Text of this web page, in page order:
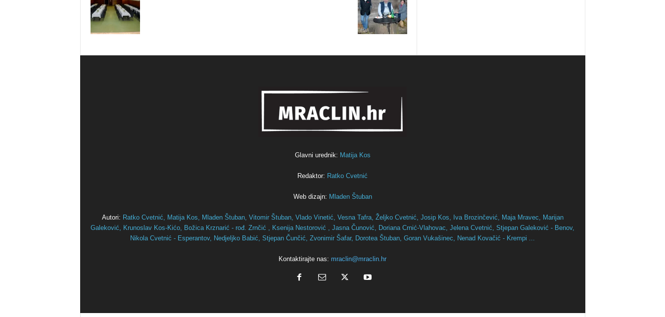
Glavni urednik: Matija Kos
Redaktor: Ratko Cvetnić
Web dizajn: Mladen Štuban
Autori: Ratko Cvetnić, Matija Kos, Mladen Štuban, Vitomir Štuban, Vlado Vinetić, Vesna Tafra, Željko Cvetnić, Josip Kos, Iva Brozinčević, Maja Mravec, Marijan
Galeković,
Krunoslav Kos-Kićo, Božica Krznarić - rođ. Zrnčić , Ksenija Nestorović , Jasna Čunović, Doriana Crnić-Vlahovac, Jelena Cvetnić, Stjepan Galeković - Benov,
Nikola Cvetnić - Esperantov, Nedjeljko Babić, Stjepan Čunčić, Zvonimir Šafar, Dorotea Štuban, Goran Vukašinec, Nenad Kovačić - Krempi ...
Kontaktirajte nas: mraclin@mraclin.hr